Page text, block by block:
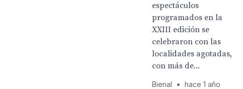
espectáculos
programados en la
XXIII edición se
celebraron con las
localidades agotadas,
con más de...
Bienal • hace 1 año